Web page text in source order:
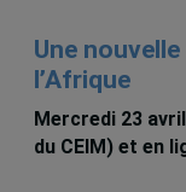
Une
l’Afrique
Mercredi 23
du CEIM) et en